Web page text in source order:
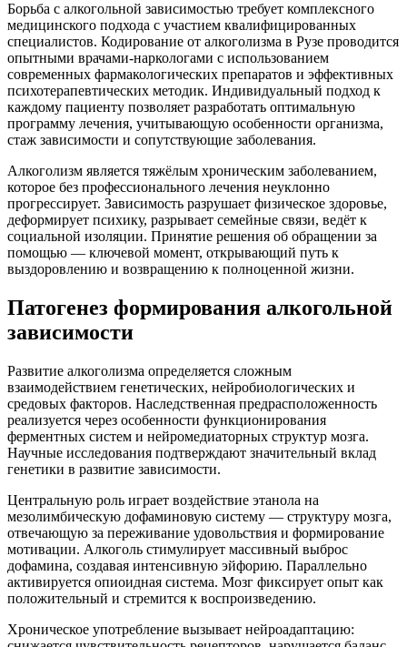
Борьба с алкогольной зависимостью требует комплексного
медицинского подхода с участием квалифицированных
специалистов. Кодирование от алкоголизма в Рузе проводится
опытными врачами-наркологами с использованием
современных фармакологических препаратов и эффективных
психотерапевтических методик. Индивидуальный подход к
каждому пациенту позволяет разработать оптимальную
программу лечения, учитывающую особенности организма,
стаж зависимости и сопутствующие заболевания.
Алкоголизм является тяжёлым хроническим заболеванием,
которое без профессионального лечения неуклонно
прогрессирует. Зависимость разрушает физическое здоровье,
деформирует психику, разрывает семейные связи, ведёт к
социальной изоляции. Принятие решения об обращении за
помощью — ключевой момент, открывающий путь к
выздоровлению и возвращению к полноценной жизни.
Патогенез формирования алкогольной
зависимости
Развитие алкоголизма определяется сложным
взаимодействием генетических, нейробиологических и
средовых факторов. Наследственная предрасположенность
реализуется через особенности функционирования
ферментных систем и нейромедиаторных структур мозга.
Научные исследования подтверждают значительный вклад
генетики в развитие зависимости.
Центральную роль играет воздействие этанола на
мезолимбическую дофаминовую систему — структуру мозга,
отвечающую за переживание удовольствия и формирование
мотивации. Алкоголь стимулирует массивный выброс
дофамина, создавая интенсивную эйфорию. Параллельно
активируется опиоидная система. Мозг фиксирует опыт как
положительный и стремится к воспроизведению.
Хроническое употребление вызывает нейроадаптацию: